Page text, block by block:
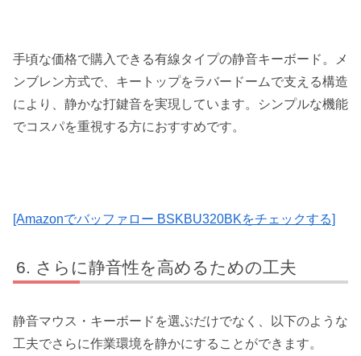
手頃な価格で購入できる有線タイプの静音キーボード。メ
ンブレン方式で、キートップをラバードームで支える構造
により、静かな打鍵音を実現しています。シンプルな機能
でコスパを重視する方におすすめです。
[Amazonでバッファロー BSKBU320BKをチェックする]
さらに静音性を高めるための工夫
静音マウス・キーボードを選ぶだけでなく、以下のような
工夫でさらに作業環境を静かにすることができます。